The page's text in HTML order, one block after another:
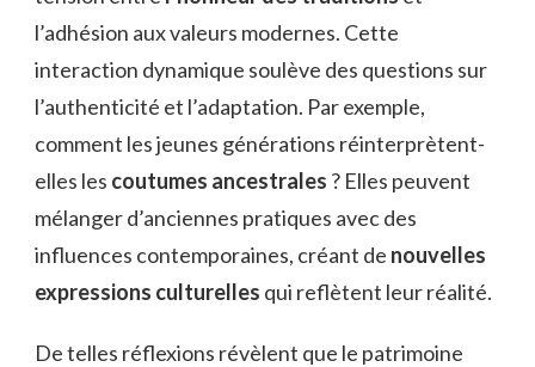
l’adhésion aux valeurs modernes. Cette
interaction dynamique soulève des questions sur
l’authenticité et l’adaptation. Par exemple,
comment les jeunes générations réinterprètent-
elles les coutumes ancestrales ? Elles peuvent
mélanger d’anciennes pratiques avec des
influences contemporaines, créant de nouvelles
expressions culturelles qui reflètent leur réalité.
De telles réflexions révèlent que le patrimoine